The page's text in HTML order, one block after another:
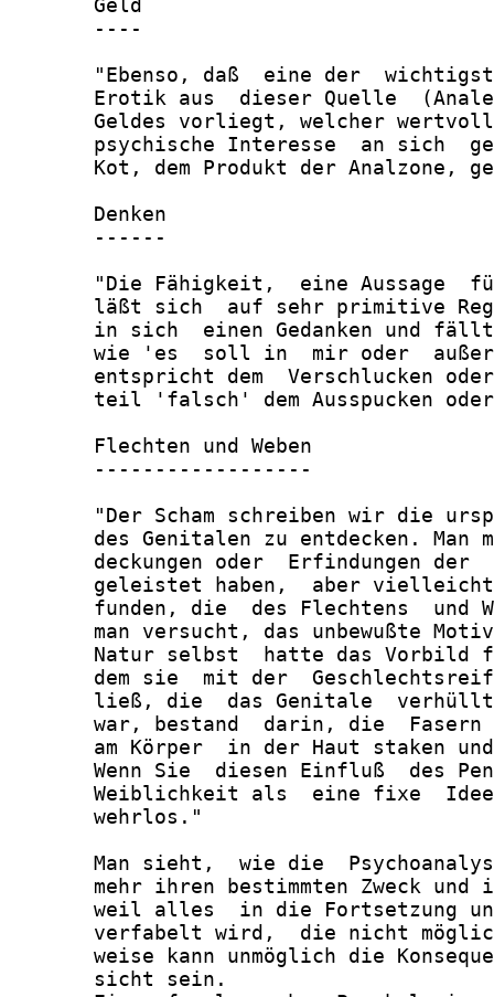
       Geld
       ----
"Ebenso, daß  eine der
Erotik aus  dieser Quelle
Geldes vorliegt, welcher
psychische Interesse  an sich
Kot, dem Produkt der Analzone,
       Denken
       ------
"Die Fähigkeit,  eine Aussage
läßt sich  auf sehr primitive
in sich  einen Gedanken und
wie 'es  soll in  mir oder
entspricht dem  Verschlucken
teil 'falsch' dem Ausspucken
       Flechten und Weben
       ------------------
"Der Scham schreiben wir die
des Genitalen zu entdecken. Man
deckungen oder  Erfindungen der
geleistet haben,  aber
funden, die  des Flechtens  und
man versucht, das unbewußte
Natur selbst  hatte das Vorbild
dem sie  mit der
ließ, die  das Genitale
war, bestand  darin, die
am Körper  in der Haut staken
Wenn Sie  diesen Einfluß  des
Weiblichkeit als  eine fixe
       wehrlos."
Man sieht,  wie die
mehr ihren bestimmten Zweck und
weil alles  in die Fortsetzung
verfabelt wird,  die nicht
weise kann unmöglich die
       sicht sein.